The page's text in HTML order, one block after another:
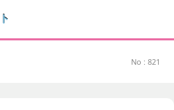
No : 821